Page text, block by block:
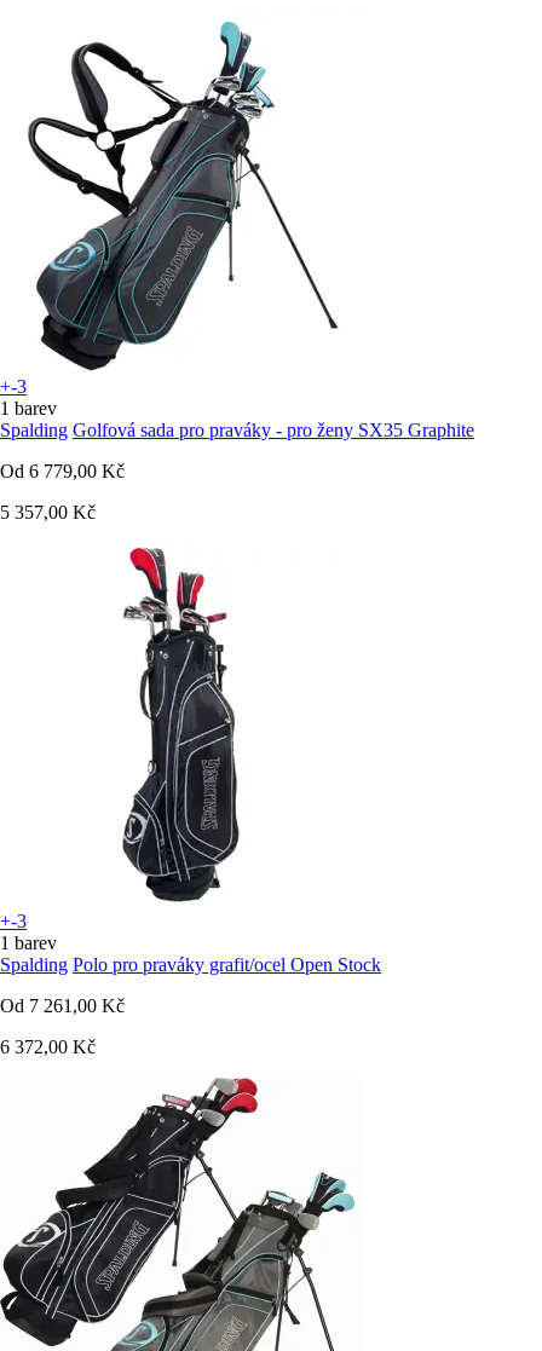
+-3
1 barev
Spalding Golfová sada pro praváky - pro ženy SX35 Graphite
Od 6 779,00 Kč
5 357,00 Kč
+-3
1 barev
Spalding Polo pro praváky grafit/ocel Open Stock
Od 7 261,00 Kč
6 372,00 Kč